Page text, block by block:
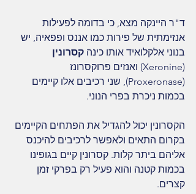
ד"ר היינקה מצא, כי בדומה לפעילות
אנזימתית של פירות כמו אננס ופפאיה, יש
בנוני אלקלואיד אותו כינה קסרונין
(Xeronine) ואנזים פרוקסרונז
(Proxeronase), שני רכיבים אלו קיימים
בכמות ניכרת בפרי הנוני.
הקסרונין יכול להגדיל את הפתחים הקיימים
בקרום התאים ולאפשר לרכיבים להיכנס
אליהם ביתר קלות. קסרונין קיים בגופינו
בכמות קטנה והוא פעיל רק בפרקי זמן
קצרים.